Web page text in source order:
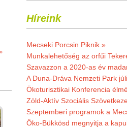
Híreink
Mecseki Porcsin Piknik »
Munkalehetőség az orfűi
Szavazzon a 2020-as év
A Duna-Dráva Nemzeti Park
Ökoturisztikai Konferencia
Zöld-Aktív Szociális
Szeptemberi programok a
Öko-Bükkösd megnyitja a